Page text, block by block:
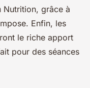
Nutrition, grâce à
Enfin, les
le riche apport
pour des séances